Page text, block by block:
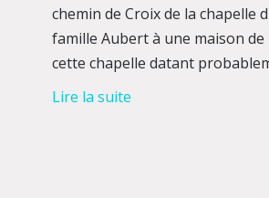
chemin de Croix de la chapelle
famille Aubert à une maison
cette chapelle datant
Lire la suite